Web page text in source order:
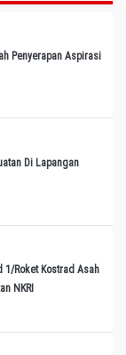
Penyerapan Aspirasi
Di Lapangan
1/Roket Kostrad Asah
NKRI